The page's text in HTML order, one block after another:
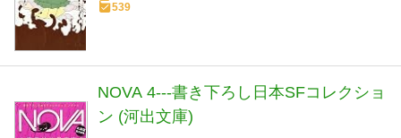
539
NOVA 4---書き下ろし日本SFコレクショ
ン (河出文庫)